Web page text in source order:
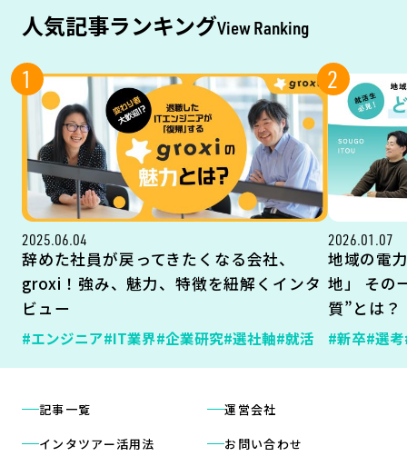
人気記事ランキングView Ranking
1
2025.06.04
辞めた社員が戻ってきたくなる会社、
groxi！強み、魅力、特徴を紐解くインタ
ビュー
#エンジニア#IT業界#企業研究#選社軸#就活
2
2026.01.07
地域の電
地」 その
質”とは？
#新卒#選考
記事一覧
インタツアー活用法
運営会社
お問い合わせ